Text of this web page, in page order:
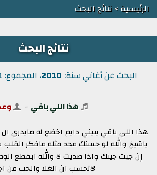
الرئيسية> نتائج البحث
نتائج البحث
البحث عن أغاني سنة: 2010، المجموع: 941 نتيجة بحث.
هذا اللي باقي -
هذا اللي باقي يبيني دايم اخضع له مايدري
ياشيخ والله لو حسنك محد مثله مافكر
إن جيت جيتك واذا صديت لا والله ابقطع
لاتحسب ان الغلا والحب من